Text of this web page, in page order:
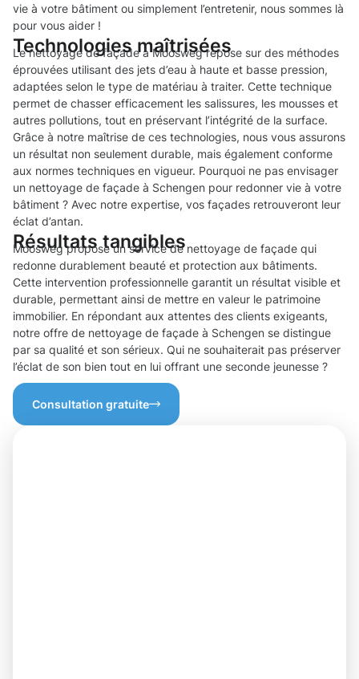
vie à votre bâtiment ou simplement l’entretenir, nous sommes là
pour vous aider !
Technologies maîtrisées
Le nettoyage de façade à Moosweg repose sur des méthodes
éprouvées utilisant des jets d’eau à haute et basse pression,
adaptées selon le type de matériau à traiter. Cette technique
permet de chasser efficacement les salissures, les mousses et
autres pollutions, tout en préservant l’intégrité de la surface.
Grâce à notre maîtrise de ces technologies, nous vous assurons
un résultat non seulement durable, mais également conforme
aux normes techniques en vigueur. Pourquoi ne pas envisager
un nettoyage de façade à Schengen pour redonner vie à votre
bâtiment ? Avec notre expertise, vos façades retrouveront leur
éclat d’antan.
Résultats tangibles
Moosweg propose un service de nettoyage de façade qui
redonne durablement beauté et protection aux bâtiments.
Cette intervention professionnelle garantit un résultat visible et
durable, permettant ainsi de mettre en valeur le patrimoine
immobilier. En répondant aux attentes des clients exigeants,
notre offre de nettoyage de façade à Schengen se distingue
par sa qualité et son sérieux. Qui ne souhaiterait pas préserver
l’éclat de son bien tout en lui offrant une seconde jeunesse ?
Consultation gratuite